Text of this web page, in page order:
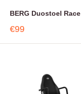
BERG Duostoel Race
€99